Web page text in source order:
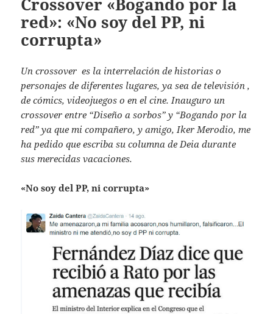
red»: «No soy del PP, ni
corrupta»
Un crossover es la interrelación de historias o
personajes de diferentes lugares, ya sea de televisión ,
de cómics, videojuegos o en el cine. Inauguro un
crossover entre “Diseño a sorbos” y “Bogando por la
red” ya que mi compañero, y amigo, Iker Merodio, me
ha pedido que escriba su columna de Deia durante
sus merecidas vacaciones.
«No soy del PP, ni corrupta»